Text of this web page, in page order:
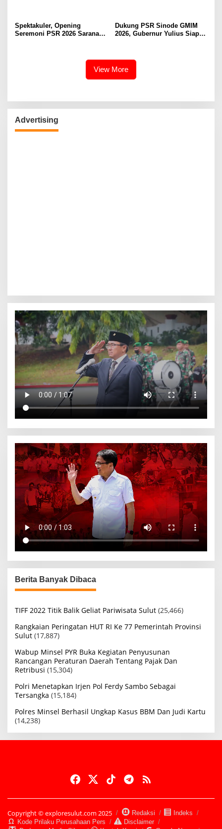
Spektakuler, Opening
Seremoni PSR 2026 Sarana
Dukung PSR Sinode GMIM
2026, Gubernur Yulius Siap
View More
Advertising
Berita Banyak Dibaca
TIFF 2022 Titik Balik Geliat Pariwisata Sulut (25,466)
Rangkaian Peringatan HUT RI Ke 77 Pemerintah Provinsi
Sulut (17,887)
Wabup Minsel PYR Buka Kegiatan Penyusunan
Rancangan Peraturan Daerah Tentang Pajak Dan
Retribusi (15,304)
Polri Menetapkan Irjen Pol Ferdy Sambo Sebagai
Tersangka (15,184)
Polres Minsel Berhasil Ungkap Kasus BBM Dan Judi Kartu
(14,238)
Copyright © exploresulut.com 2025 Redaksi
Indeks
Kode Prilaku Perusahaan Pers
Disclaimer